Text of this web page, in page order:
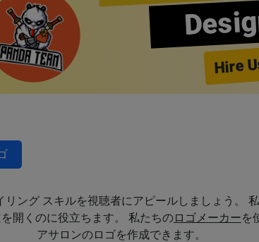
Hire
ング スキルを視聴者にアピールしましょう。
開くのに役立ちます。 私たちのロゴメーカーを
アサロンのロゴを作成できます。